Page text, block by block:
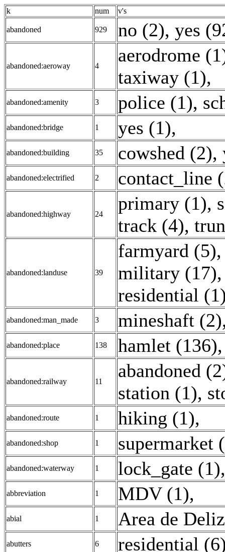
k num v's
abandoned 929 no (2), yes
abandoned:aeroway 4
aerodrome
taxiway (1),
abandoned:amenity 3 police (1),
abandoned:bridge 1 yes (1),
abandoned:building 35 cowshed (2),
abandoned:electrified 2 contact_line
abandoned:highway 24
primary (1),
track (4),
abandoned:landuse 39
farmyard (5)
military (17)
residential
abandoned:man_made 3 mineshaft (2)
abandoned:place 138 hamlet (136)
abandoned:railway 11
abandoned
station (1),
abandoned:route 1 hiking (1),
abandoned:shop 1 supermarket
abandoned:waterway 1 lock_gate (1),
abbreviation 1 MDV (1),
abial 1 Area de
abutters 6 residential